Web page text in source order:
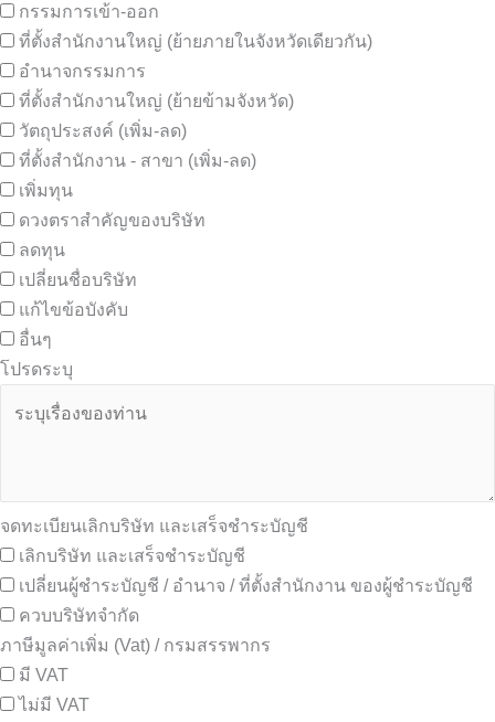
กรรมการเข้า-ออก
ที่ตั้งสำนักงานใหญ่ (ย้ายภายในจังหวัดเดียวกัน)
อำนาจกรรมการ
ที่ตั้งสำนักงานใหญ่ (ย้ายข้ามจังหวัด)
วัตถุประสงค์ (เพิ่ม-ลด)
ที่ตั้งสำนักงาน - สาขา (เพิ่ม-ลด)
เพิ่มทุน
ดวงตราสำคัญของบริษัท
ลดทุน
เปลี่ยนชื่อบริษัท
แก้ไขข้อบังคับ
อื่นๆ
โปรดระบุ
จดทะเบียนเลิกบริษัท และเสร็จชำระบัญชี
เลิกบริษัท และเสร็จชำระบัญชี
เปลี่ยนผู้ชำระบัญชี / อำนาจ / ที่ตั้งสำนักงาน ของผู้ชำระบัญชี
ควบบริษัทจำกัด
ภาษีมูลค่าเพิ่ม (Vat) / กรมสรรพากร
มี VAT
ไม่มี VAT